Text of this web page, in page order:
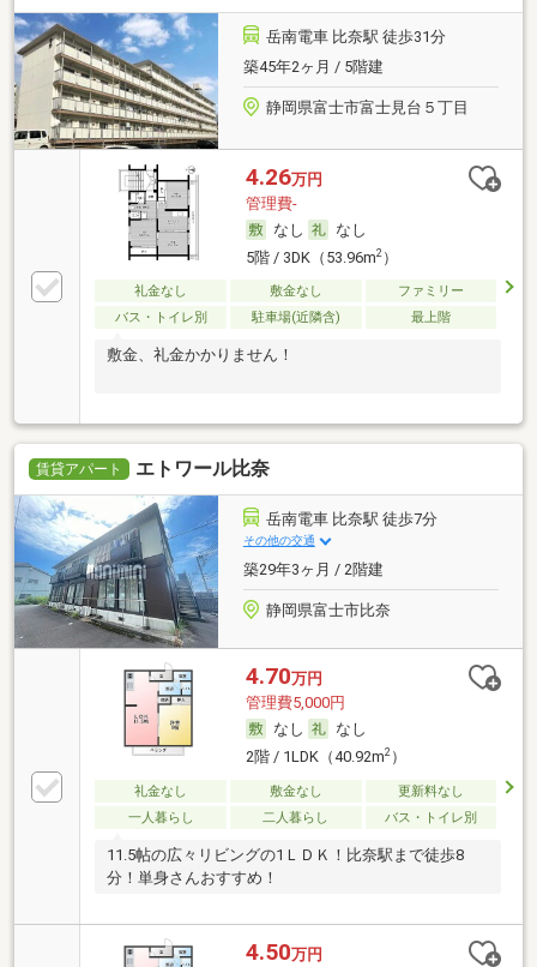
岳南電車 比奈駅 徒歩31分
築45年2ヶ月 / 5階建
静岡県富士市富士見台５丁目
4.26万円
管理費-
なし
なし
5階 / 3DK（53.96m2）
礼金なし 敷金なし
ファミリー
バス・トイレ別
駐車場(近隣含) 最上階
敷金、礼金かかりません！
賃貸アパート エトワール比奈
岳南電車 比奈駅 徒歩7分
その他の交通
築29年3ヶ月 / 2階建
静岡県富士市比奈
4.70万円
管理費5,000円
なし
なし
2階 / 1LDK（40.92m2）
礼金なし 敷金なし
更新料なし
一人暮らし
二人暮らし バス・トイレ別
11.5帖の広々リビングの1ＬＤＫ！比奈駅まで徒歩8
分！単身さんおすすめ！
4.50万円